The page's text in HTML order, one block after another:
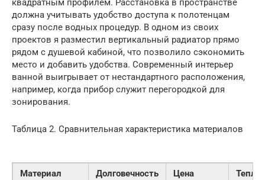
квадратным профилем. Расстановка в пространстве
должна учитывать удобство доступа к полотенцам
сразу после водных процедур. В одном из своих
проектов я разместил вертикальный радиатор прямо
рядом с душевой кабиной, что позволило сэкономить
место и добавить удобства. Современный интерьер
ванной выигрывает от нестандартного расположения,
например, когда прибор служит перегородкой для
зонирования.
Таблица 2. Сравнительная характеристика материалов
Материал Долговечность Цена